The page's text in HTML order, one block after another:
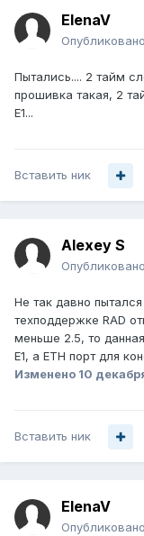
ElenaV
Опубликовано
Пытались.... 2 тайм
прошивка такая, 2
Е1...
Вставить ник
Alexey S
Опубликовано
Не так давно
техподдержке RAD
меньше 2.5, то
E1, а ETH порт для
Изменено 10
Вставить ник
ElenaV
Опубликовано